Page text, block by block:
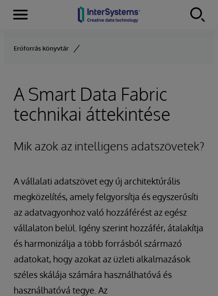
Skip to content
Menu
Erőforrás könyvtár
A Smart Data Fabric
technikai áttekintése
Mik azok az intelligens adatszövetek?
A vállalati adatszövet egy új architektúrális
megközelítés, amely felgyorsítja és egyszerűsíti
az adatvagyonhoz való hozzáférést az egész
vállalaton belül. Igény szerint hozzáfér, átalakítja
és harmonizálja a több forrásból származó
adatokat, hogy azokat az üzleti alkalmazások
széles skálája számára használhatóvá és
használhatóvá tegye. Az